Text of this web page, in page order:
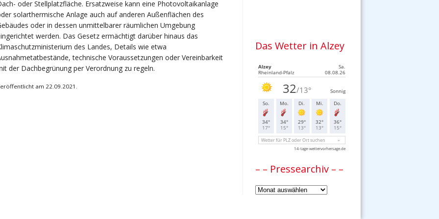
oder Stellplatzfläche. Ersatzweise kann eine Photovoltaikanlage
solarthermische Anlage auch auf anderen Außenflächen des
oder in dessen unmittelbarer räumlichen Umgebung
werden. Das Gesetz ermächtigt darüber hinaus das
des Landes, Details wie etwa
technische Voraussetzungen oder Vereinbarkeit
der Dachbegrünung per Verordnung zu regeln.
am 22.09.2021.
Das Wetter in Alzey
– – Pressearchiv – –